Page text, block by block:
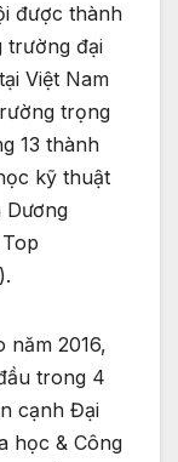
được thành
trường đại
Việt Nam
trọng
13 thành
kỹ thuật
Dương
năm 2016,
trong 4
cạnh Đại
học & Công